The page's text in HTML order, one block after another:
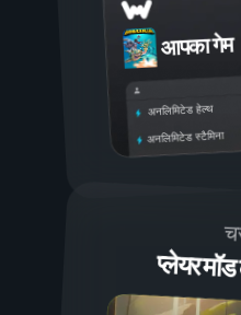
आपका गेम
अनलिमिटेड हेल्थ
अनलिमिटेड स्टैमिना
प्लेयर